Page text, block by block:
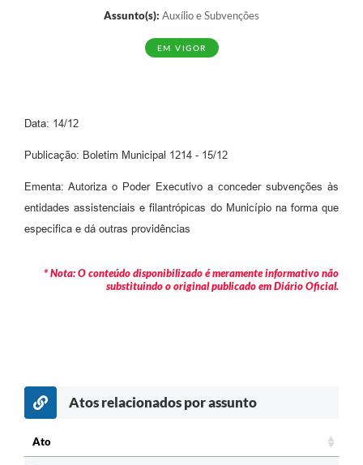
Vagas de emprego no PAT Valinhos
Arquivos para Download
Turismo
Contas Públicas
Editais
Links
Assunto(s): Auxílio e Subvenções
EM VIGOR
Data: 14/12
Publicação: Boletim Municipal 1214 - 15/12
Ementa: Autoriza o Poder Executivo a conceder subvenções às
entidades assistenciais e filantrópicas do Município na forma que
especifica e dá outras providências
* Nota: O conteúdo disponibilizado é meramente informativo não
substituindo o original publicado em Diário Oficial.
Atos relacionados por assunto
Ato